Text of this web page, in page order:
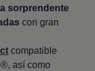
sorprendente
con gran
compatible
así como